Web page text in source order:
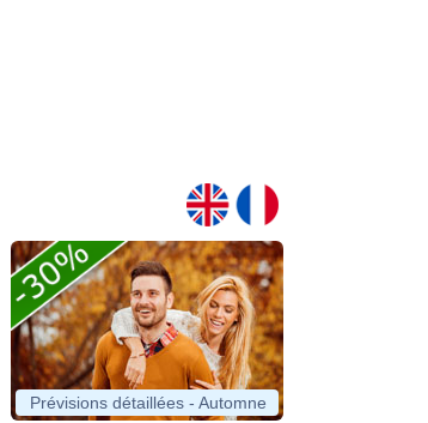
Prévisions détaillées - Automne